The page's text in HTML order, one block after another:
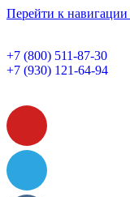
Перейти к навигации
+7 (800) 511-87-30
+7 (930) 121-64-94